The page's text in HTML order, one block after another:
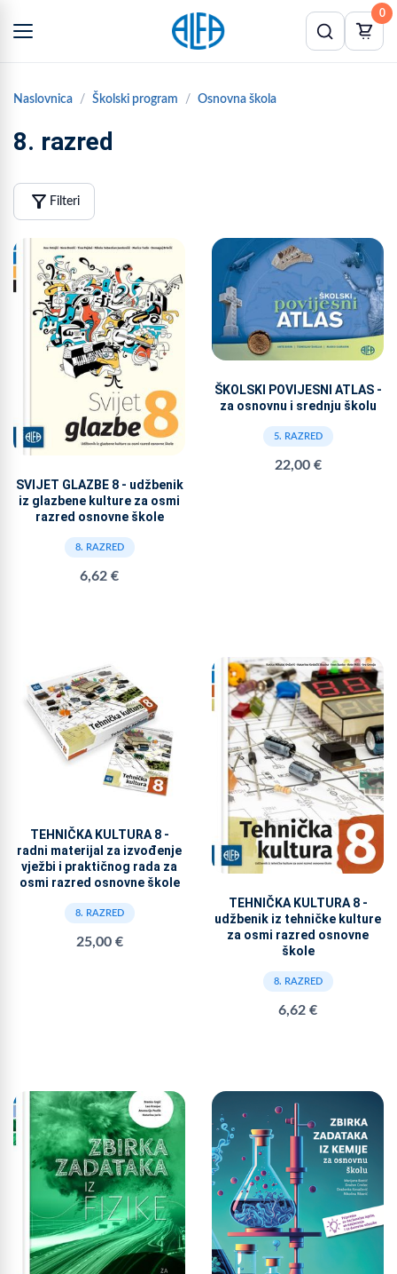
0
Naslovnica Školski program Osnovna škola
8. razred
filter_alt Filteri
SVIJET GLAZBE 8 - udžbenik
iz glazbene kulture za osmi
razred osnovne škole
8. RAZRED
6,62 €
ŠKOLSKI POVIJESNI ATLAS -
za osnovnu i srednju školu
5. RAZRED
22,00 €
TEHNIČKA KULTURA 8 -
radni materijal za izvođenje
vježbi i praktičnog rada za
osmi razred osnovne škole
8. RAZRED
25,00 €
TEHNIČKA KULTURA 8 -
udžbenik iz tehničke kulture
za osmi razred osnovne
škole
8. RAZRED
6,62 €